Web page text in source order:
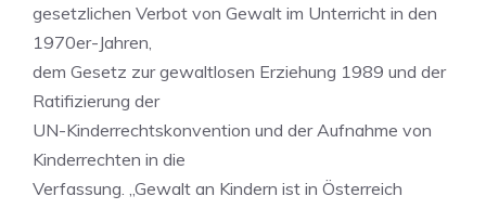
gesetzlichen Verbot von Gewalt im Unterricht in den
1970er-Jahren,
dem Gesetz zur gewaltlosen Erziehung 1989 und der
Ratifizierung der
UN-Kinderrechtskonvention und der Aufnahme von
Kinderrechten in die
Verfassung. „Gewalt an Kindern ist in Österreich